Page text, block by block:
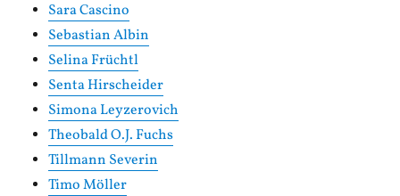
Sara Cascino
Sebastian Albin
Selina Früchtl
Senta Hirscheider
Simona Leyzerovich
Theobald O.J. Fuchs
Tillmann Severin
Timo Möller